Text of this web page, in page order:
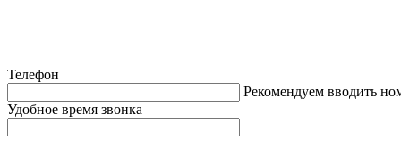
Телефон
Рекомендуем вводить
Удобное время звонка